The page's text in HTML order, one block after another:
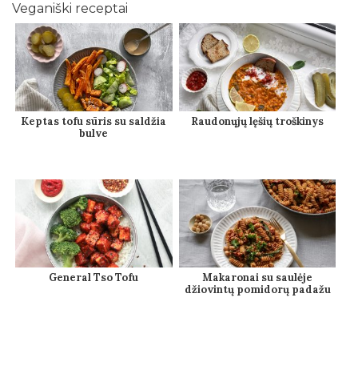
Veganiški receptai
Keptas tofu sūris su saldžia
bulve
Raudonųjų lęšių troškinys
General Tso Tofu
Makaronai su saulėje
džiovintų pomidorų padažu